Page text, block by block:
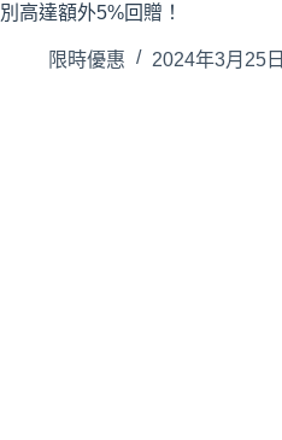
別高達額外5%回贈！
限時優惠 2024年3月25日